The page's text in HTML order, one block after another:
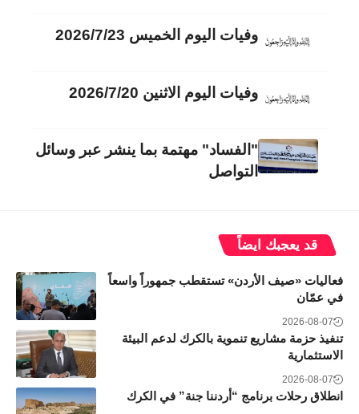
وفيات اليوم الخميس 2026/7/23
وفيات اليوم الاثنين 2026/7/20
"الفساد" مهتمة بما ينشر عبر وسائل
التواصل
قد يعجبك ايضاً
فعاليات «صيف الأردن» تستقطب جمهوراً واسعاً
في عمّان
2026-08-07
تنفيذ حزمة مشاريع تنموية بالكرك لدعم البيئة
الاستثمارية
2026-08-07
انطلاق رحلات برنامج “أردننا جنة” في الكرك